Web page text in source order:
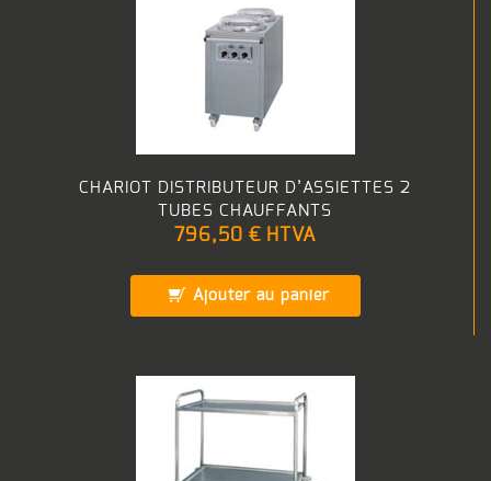
CHARIOT DISTRIBUTEUR D’ASSIETTES 2
TUBES CHAUFFANTS
796,50 € HTVA
Ajouter au panier